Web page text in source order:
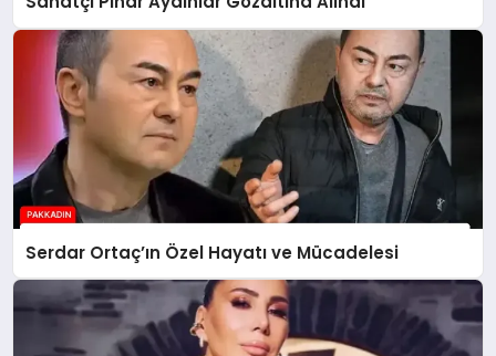
Serdar Ortaç’ın Özel Hayatı ve Mücadelesi